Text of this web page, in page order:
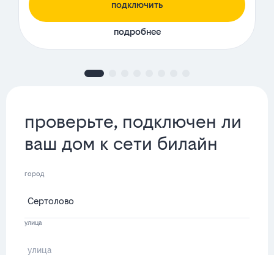
подключить
подробнее
проверьте, подключен ли
ваш дом к сети билайн
город
улица